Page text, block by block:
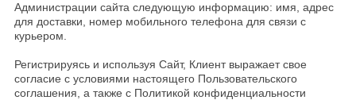
Администрации сайта следующую информацию: имя, адрес
для доставки, номер мобильного телефона для связи с
курьером.
Регистрируясь и используя Сайт, Клиент выражает свое
согласие с условиями настоящего Пользовательского
соглашения, а также с Политикой конфиденциальности